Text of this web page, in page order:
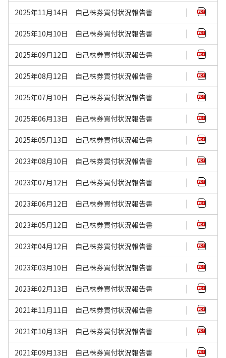
2025年11月14日 自己株券買付状況報告書
2025年10月10日 自己株券買付状況報告書
2025年09月12日 自己株券買付状況報告書
2025年08月12日 自己株券買付状況報告書
2025年07月10日 自己株券買付状況報告書
2025年06月13日 自己株券買付状況報告書
2025年05月13日 自己株券買付状況報告書
2023年08月10日 自己株券買付状況報告書
2023年07月12日 自己株券買付状況報告書
2023年06月12日 自己株券買付状況報告書
2023年05月12日 自己株券買付状況報告書
2023年04月12日 自己株券買付状況報告書
2023年03月10日 自己株券買付状況報告書
2023年02月13日 自己株券買付状況報告書
2021年11月11日 自己株券買付状況報告書
2021年10月13日 自己株券買付状況報告書
2021年09月13日 自己株券買付状況報告書